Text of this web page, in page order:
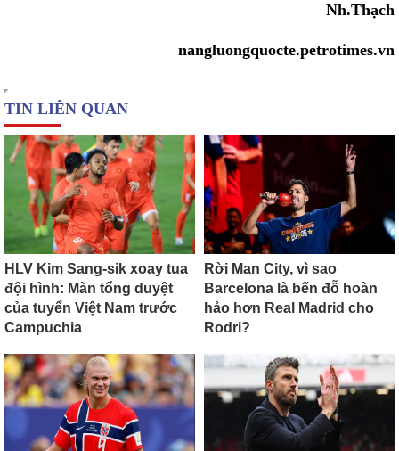
Nh.Thạch
nangluongquocte.petrotimes.vn
TIN LIÊN QUAN
HLV Kim Sang-sik xoay tua
đội hình: Màn tổng duyệt
của tuyển Việt Nam trước
Campuchia
Rời Man City, vì sao
Barcelona là bến đỗ hoàn
hảo hơn Real Madrid cho
Rodri?